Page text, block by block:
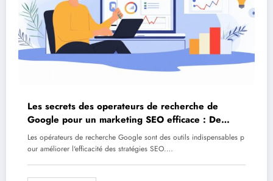
Les secrets des operateurs de recherche de
Google pour un marketing SEO efficace : De
debutant a expert
Les opérateurs de recherche Google sont des outils indispensables p
our améliorer l'efficacité des stratégies SEO.…